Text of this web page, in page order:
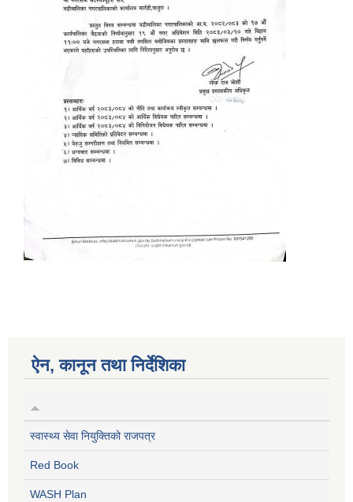
ऐन, कानून तथा निर्देशिका
स्वास्थ्य सेवा नियुक्तिको राजपत्र
Red Book
WASH Plan